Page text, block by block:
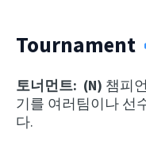
Tournament
토너먼트: (N) 챔피
기를 여러팀이나 선
다.